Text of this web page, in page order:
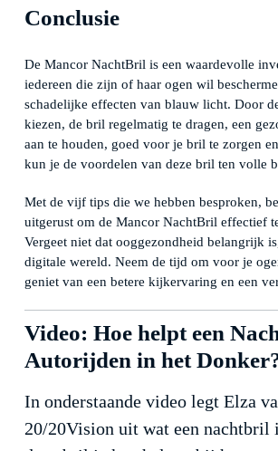
Conclusie
De Mancor NachtBril is een waardevolle
iedereen die zijn of haar ogen wil
schadelijke effecten van blauw licht. Door
kiezen, de bril regelmatig te dragen, een
aan te houden, goed voor je bril te zorgen
kun je de voordelen van deze bril ten volle
Met de vijf tips die we hebben besproken,
uitgerust om de Mancor NachtBril effectief
Vergeet niet dat ooggezondheid belangrijk
digitale wereld. Neem de tijd om voor je
geniet van een betere kijkervaring en een
Video: Hoe helpt een
Autorijden in het
In onderstaande video legt Elza
20/20Vision uit wat een nachtbril